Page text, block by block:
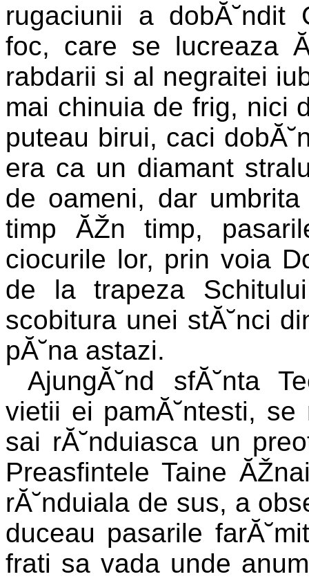
rugaciunii a dobĂ˘ndit
foc, care se lucreaza
rabdarii si al negraitei
mai chinuia de frig, nici
puteau birui, caci
era ca un diamant
de oameni, dar
timp ĂŽn timp,
ciocurile lor, prin voia
de la trapeza
scobitura unei stĂ˘nci
pĂ˘na astazi.
AjungĂ˘nd sfĂ˘nta
vietii ei pamĂ˘ntesti,
sai rĂ˘nduiasca un
Preasfintele Taine
rĂ˘nduiala de sus, a
duceau pasarile
frati sa vada unde